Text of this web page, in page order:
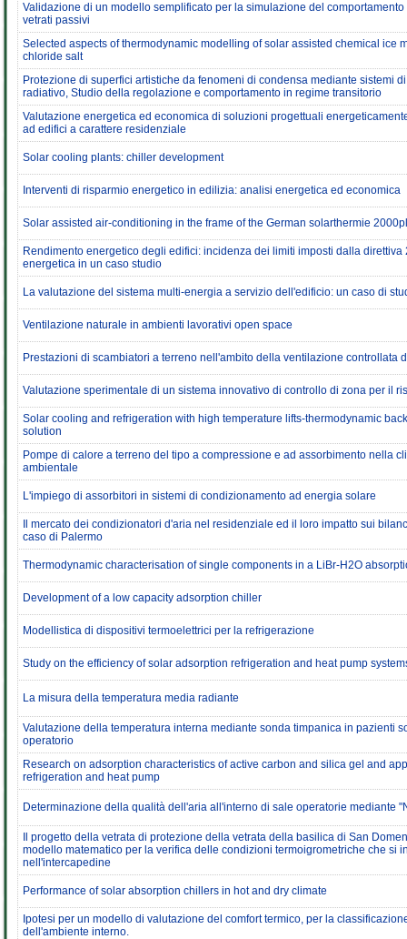
Validazione di un modello semplificato per la simulazione del
vetrati passivi
Selected aspects of thermodynamic modelling of solar assisted chemical ice
chloride salt
Protezione di superfici artistiche da fenomeni di condensa mediante sistemi
radiativo, Studio della regolazione e comportamento in regime transitorio
Valutazione energetica ed economica di soluzioni progettuali
ad edifici a carattere residenziale
Solar cooling plants: chiller development
Interventi di risparmio energetico in edilizia: analisi energetica ed economica
Solar assisted air-conditioning in the frame of the German solarthermie
Rendimento energetico degli edifici: incidenza dei limiti imposti dalla
energetica in un caso studio
La valutazione del sistema multi-energia a servizio dell'edificio: un caso di
Ventilazione naturale in ambienti lavorativi open space
Prestazioni di scambiatori a terreno nell'ambito della ventilazione controllata
Valutazione sperimentale di un sistema innovativo di controllo di zona per il
Solar cooling and refrigeration with high temperature lifts-thermodynamic
solution
Pompe di calore a terreno del tipo a compressione e ad assorbimento nella
ambientale
L'impiego di assorbitori in sistemi di condizionamento ad energia solare
Il mercato dei condizionatori d'aria nel residenziale ed il loro impatto sui
caso di Palermo
Thermodynamic characterisation of single components in a LiBr-H2O
Development of a low capacity adsorption chiller
Modellistica di dispositivi termoelettrici per la refrigerazione
Study on the efficiency of solar adsorption refrigeration and heat pump
La misura della temperatura media radiante
Valutazione della temperatura interna mediante sonda timpanica in pazienti
operatorio
Research on adsorption characteristics of active carbon and silica gel and
refrigeration and heat pump
Determinazione della qualità dell'aria all'interno di sale operatorie mediante
Il progetto della vetrata di protezione della vetrata della basilica di San
modello matematico per la verifica delle condizioni termoigrometriche che si
nell'intercapedine
Performance of solar absorption chillers in hot and dry climate
Ipotesi per un modello di valutazione del comfort termico, per la
dell'ambiente interno.